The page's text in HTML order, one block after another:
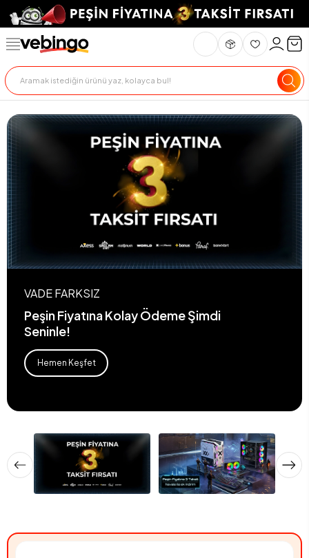
VADE FARKSIZ
Peşin Fiyatına Kolay Ödeme Şimdi
Seninle!
Hemen Keşfet